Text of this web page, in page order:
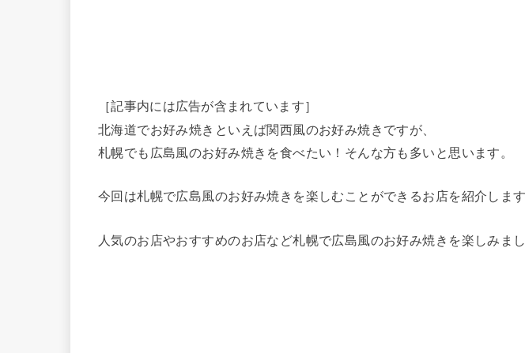
［記事内には広告が含まれています］
北海道でお好み焼きといえば関西風のお好み焼きですが、
札幌でも広島風のお好み焼きを食べたい！そんな方も多いと思います。
今回は札幌で広島風のお好み焼きを楽しむことができるお店を紹介します
人気のお店やおすすめのお店など札幌で広島風のお好み焼きを楽しみまし